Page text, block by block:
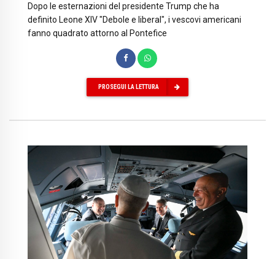
Dopo le esternazioni del presidente Trump che ha
definito Leone XIV "Debole e liberal", i vescovi americani
fanno quadrato attorno al Pontefice
PROSEGUI LA LETTURA